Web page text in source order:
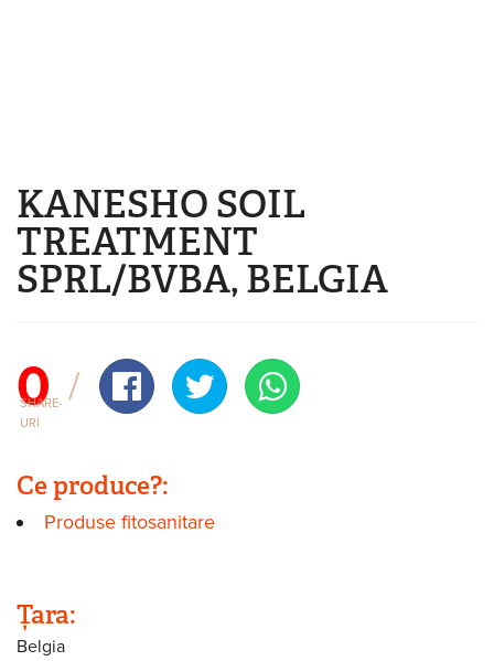
Eşti aici
KANESHO SOIL
TREATMENT
SPRL/BVBA, BELGIA
0
SHARE-
URI
Ce produce?:
Produse fitosanitare
Țara:
Belgia